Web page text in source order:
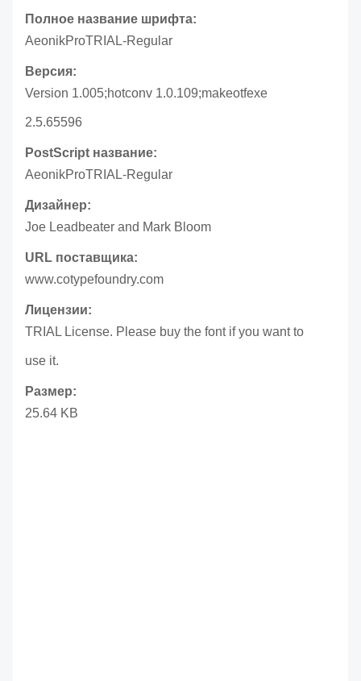
Полное название шрифта:
AeonikProTRIAL-Regular
Версия:
Version 1.005;hotconv 1.0.109;makeotfexe
2.5.65596
PostScript название:
AeonikProTRIAL-Regular
Дизайнер:
Joe Leadbeater and Mark Bloom
URL поставщика:
www.cotypefoundry.com
Лицензии:
TRIAL License. Please buy the font if you want to
use it.
Размер:
25.64 KB